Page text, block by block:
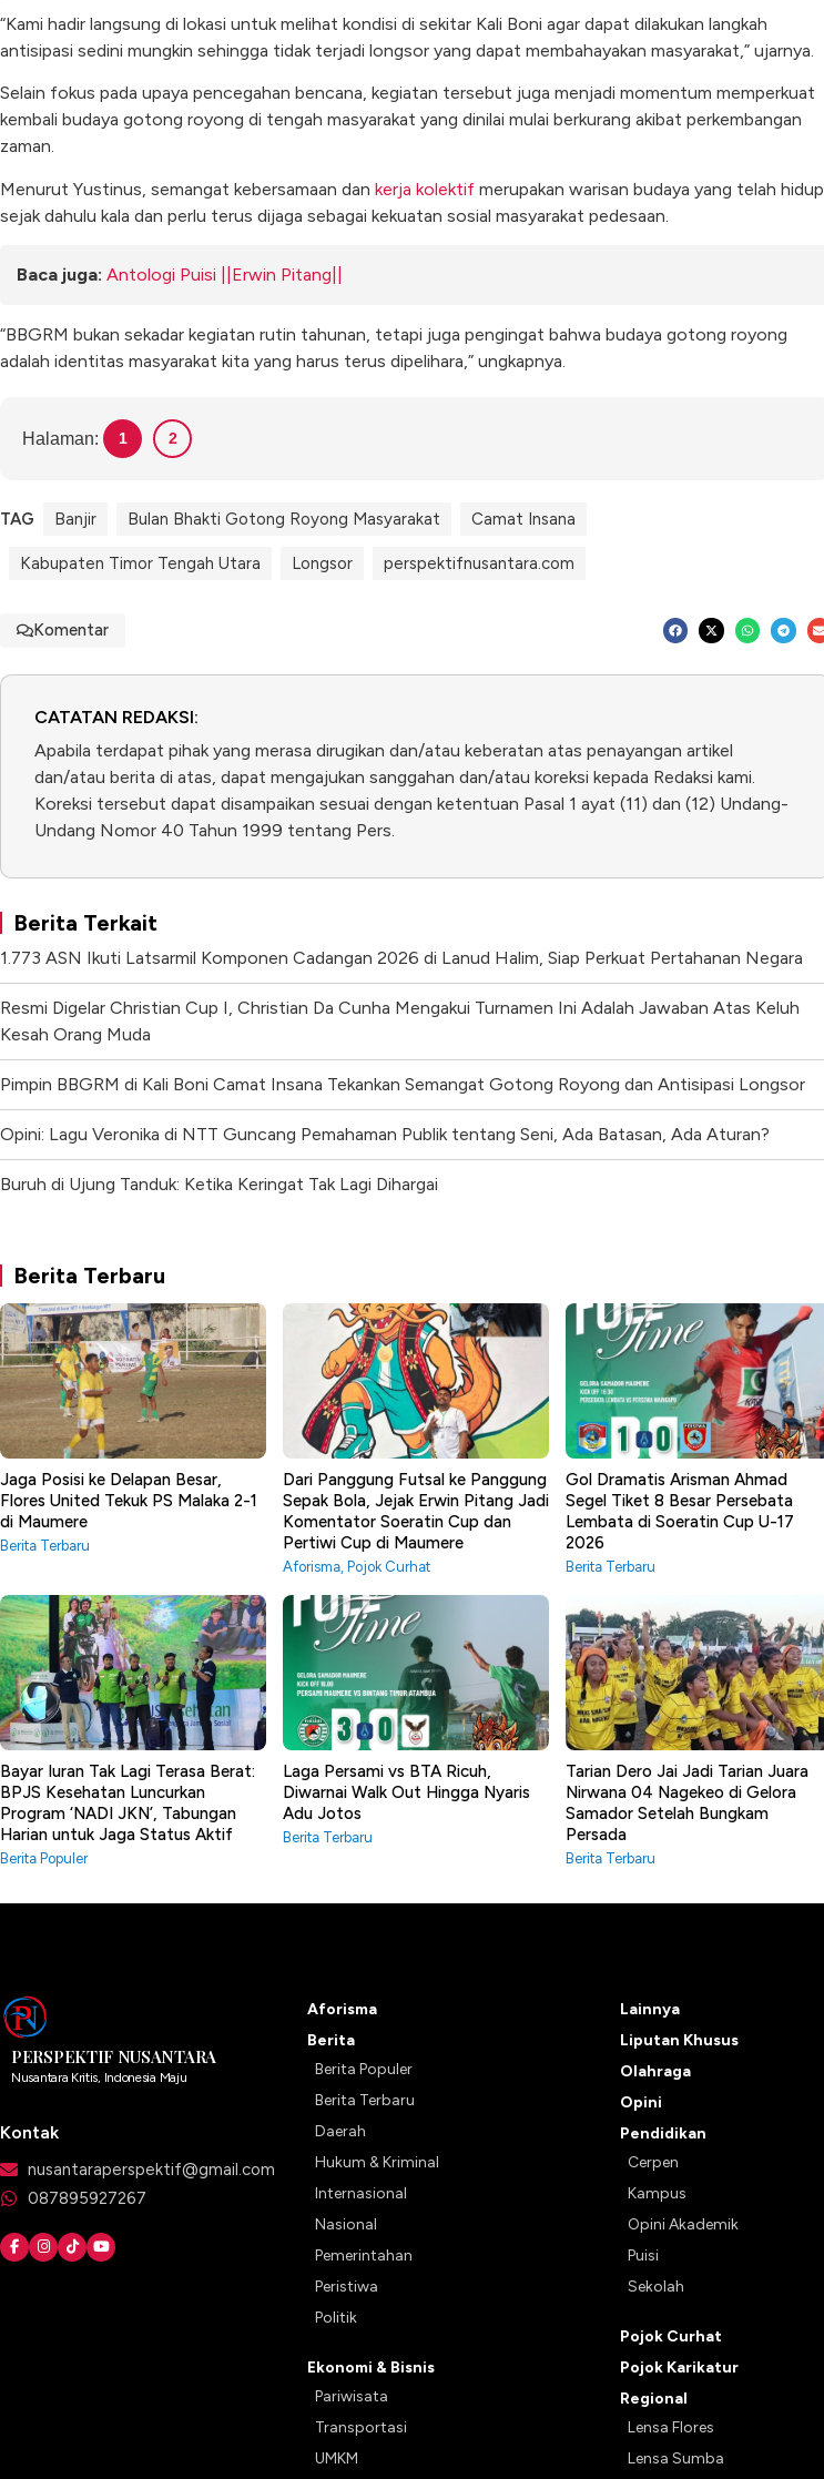
“Kami hadir langsung di lokasi untuk melihat kondisi di sekitar Kali Boni agar dapat dilakukan langkah
antisipasi sedini mungkin sehingga tidak terjadi longsor yang dapat membahayakan masyarakat,” ujarnya.
Selain fokus pada upaya pencegahan bencana, kegiatan tersebut juga menjadi momentum memperkuat
kembali budaya gotong royong di tengah masyarakat yang dinilai mulai berkurang akibat perkembangan
zaman.
Menurut Yustinus, semangat kebersamaan dan kerja kolektif merupakan warisan budaya yang telah hidup
sejak dahulu kala dan perlu terus dijaga sebagai kekuatan sosial masyarakat pedesaan.
Baca juga: Antologi Puisi ||Erwin Pitang||
“BBGRM bukan sekadar kegiatan rutin tahunan, tetapi juga pengingat bahwa budaya gotong royong
adalah identitas masyarakat kita yang harus terus dipelihara,” ungkapnya.
Halaman: 1 2
TAG Banjir Bulan Bhakti Gotong Royong Masyarakat Camat Insana
Kabupaten Timor Tengah Utara Longsor perspektifnusantara.com
Komentar
CATATAN REDAKSI:
Apabila terdapat pihak yang merasa dirugikan dan/atau keberatan atas penayangan artikel
dan/atau berita di atas, dapat mengajukan sanggahan dan/atau koreksi kepada Redaksi kami.
Koreksi tersebut dapat disampaikan sesuai dengan ketentuan Pasal 1 ayat (11) dan (12) Undang-
Undang Nomor 40 Tahun 1999 tentang Pers.
Berita Terkait
1.773 ASN Ikuti Latsarmil Komponen Cadangan 2026 di Lanud Halim, Siap Perkuat Pertahanan Negara
Resmi Digelar Christian Cup I, Christian Da Cunha Mengakui Turnamen Ini Adalah Jawaban Atas Keluh
Kesah Orang Muda
Pimpin BBGRM di Kali Boni Camat Insana Tekankan Semangat Gotong Royong dan Antisipasi Longsor
Opini: Lagu Veronika di NTT Guncang Pemahaman Publik tentang Seni, Ada Batasan, Ada Aturan?
Buruh di Ujung Tanduk: Ketika Keringat Tak Lagi Dihargai
Berita Terbaru
Jaga Posisi ke Delapan Besar,
Flores United Tekuk PS Malaka 2-1
di Maumere
Berita Terbaru
Dari Panggung Futsal ke Panggung
Sepak Bola, Jejak Erwin Pitang Jadi
Komentator Soeratin Cup dan
Pertiwi Cup di Maumere
Aforisma Pojok Curhat
Gol Dramatis Arisman Ahmad
Segel Tiket 8 Besar Persebata
Lembata di Soeratin Cup U-17
2026
Berita Terbaru
Bayar Iuran Tak Lagi Terasa Berat:
BPJS Kesehatan Luncurkan
Program ‘NADI JKN’, Tabungan
Harian untuk Jaga Status Aktif
Berita Populer
Laga Persami vs BTA Ricuh,
Diwarnai Walk Out Hingga Nyaris
Adu Jotos
Berita Terbaru
Tarian Dero Jai Jadi Tarian Juara
Nirwana 04 Nagekeo di Gelora
Samador Setelah Bungkam
Persada
Berita Terbaru
PERSPEKTIF NUSANTARA
Nusantara Kritis, Indonesia Maju
Kontak
nusantaraperspektif@gmail.com
087895927267
Aforisma
Berita
Berita Populer
Berita Terbaru
Daerah
Hukum & Kriminal
Internasional
Nasional
Pemerintahan
Peristiwa
Politik
Ekonomi & Bisnis
Pariwisata
Transportasi
UMKM
Lainnya
Liputan Khusus
Olahraga
Opini
Pendidikan
Cerpen
Kampus
Opini Akademik
Puisi
Sekolah
Pojok Curhat
Pojok Karikatur
Regional
Lensa Flores
Lensa Sumba